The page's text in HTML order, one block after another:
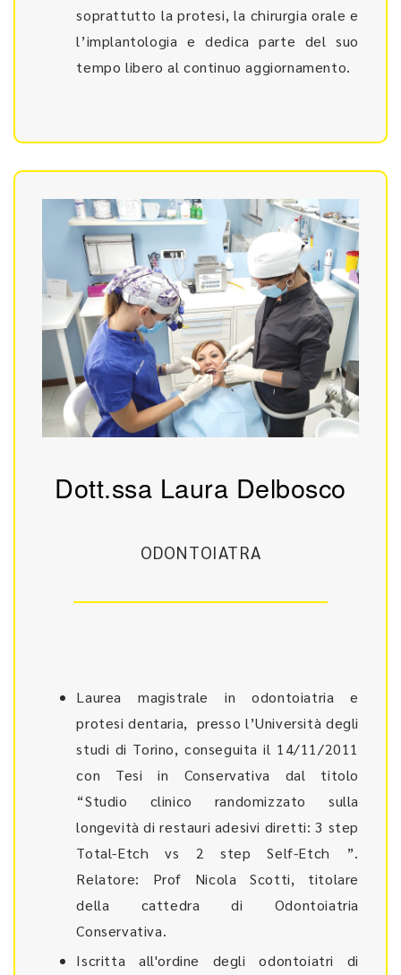
soprattutto la protesi, la chirurgia orale e
l’implantologia e dedica parte del suo
tempo libero al continuo aggiornamento.
Dott.ssa Laura Delbosco
ODONTOIATRA
Laurea magistrale in odontoiatria e
protesi dentaria, presso l’Università degli
studi di Torino, conseguita il 14/11/2011
con Tesi in Conservativa dal titolo
“Studio clinico randomizzato sulla
longevità di restauri adesivi diretti: 3 step
Total-Etch vs 2 step Self-Etch ”.
Relatore: Prof Nicola Scotti, titolare
della cattedra di Odontoiatria
Conservativa.
Iscritta all'ordine degli odontoiatri di